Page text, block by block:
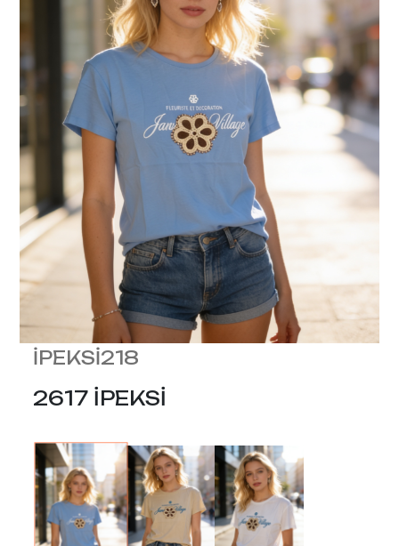
İPEKSİ218
2617 İPEKSİ